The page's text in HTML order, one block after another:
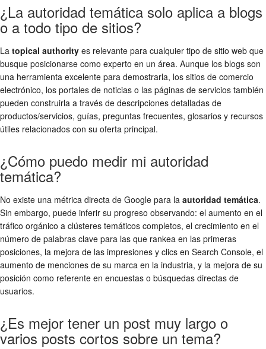
¿La autoridad temática solo aplica a blogs
o a todo tipo de sitios?
La topical authority es relevante para cualquier tipo de sitio web que
busque posicionarse como experto en un área. Aunque los blogs son
una herramienta excelente para demostrarla, los sitios de comercio
electrónico, los portales de noticias o las páginas de servicios también
pueden construirla a través de descripciones detalladas de
productos/servicios, guías, preguntas frecuentes, glosarios y recursos
útiles relacionados con su oferta principal.
¿Cómo puedo medir mi autoridad
temática?
No existe una métrica directa de Google para la autoridad temática.
Sin embargo, puede inferir su progreso observando: el aumento en el
tráfico orgánico a clústeres temáticos completos, el crecimiento en el
número de palabras clave para las que rankea en las primeras
posiciones, la mejora de las impresiones y clics en Search Console, el
aumento de menciones de su marca en la industria, y la mejora de su
posición como referente en encuestas o búsquedas directas de
usuarios.
¿Es mejor tener un post muy largo o
varios posts cortos sobre un tema?